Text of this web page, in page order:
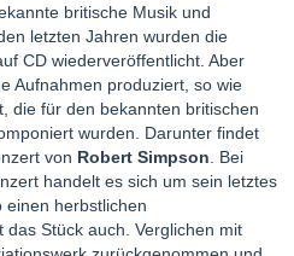
britische Musik und
letzten Jahren wurden die
CD wiederveröffentlicht. Aber
Aufnahmen produziert, so wie
die für den bekannten britischen
wurden. Darunter findet
von Robert Simpson . Bei
handelt es sich um sein letztes
einen herbstlichen
Stück auch. Verglichen mit